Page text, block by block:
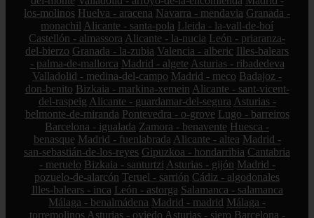
los-molinos Huelva - aracena Navarra - mendavia Granada -
monachil Alicante - santa-pola Lleida - la-vall-de-boí
Castellón - almassora Alicante - la-nucia León - priaranza-
del-bierzo Granada - la-zubia Valencia - alberic Illes-balears
- palma-de-mallorca Madrid - algete Asturias - ribadedeva
Valladolid - medina-del-campo Madrid - meco Badajoz -
don-benito Bizkaia - markina-xemein Alicante - sant-vicent-
del-raspeig Alicante - guardamar-del-segura Asturias -
belmonte-de-miranda Pontevedra - o-grove Lugo - barreiros
Barcelona - igualada Zamora - benavente Huesca -
benasque Madrid - fuenlabrada Alicante - altea Madrid -
san-sebastián-de-los-reyes Gipuzkoa - hondarribia Cantabria
- meruelo Bizkaia - santurtzi Asturias - gijón Madrid -
pozuelo-de-alarcón Teruel - sarrión Cádiz - algodonales
Illes-balears - inca León - astorga Salamanca - salamanca
Málaga - benalmádena Madrid - madrid Málaga -
torremolinos Asturias - oviedo Asturias - siero Barcelona -